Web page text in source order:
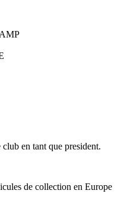
en tant que president.
de collection en Europe